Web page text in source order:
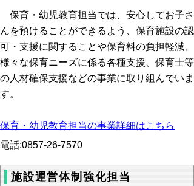
保育・幼児教育担当では、安心してお子さ
んを預けることができるよう、保育施設の認
可・支援に関することや保育料の負担軽減、
様々な保育ニーズに係る各種支援、保育士等
の人材確保支援などの事業に取り組んでいま
す。
保育・幼児教育担当の事業詳細はこちら
電話:0857-26-7570
施設運営体制強化担当